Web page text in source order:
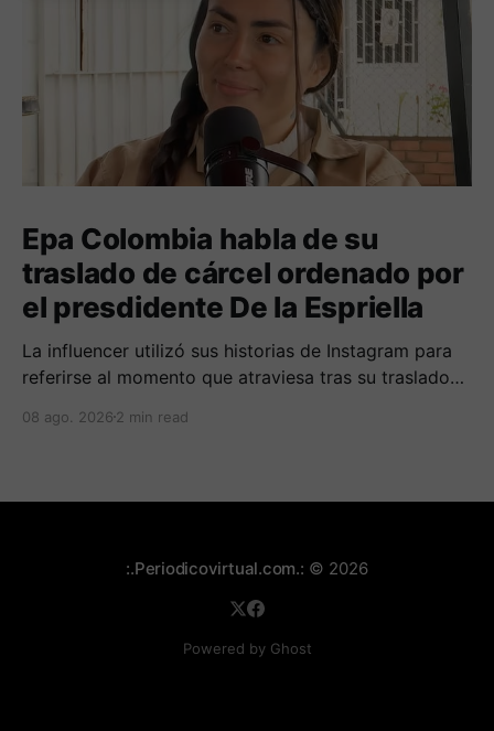
Epa Colombia habla de su
traslado de cárcel ordenado por
el presdidente De la Espriella
La influencer utilizó sus historias de Instagram para
referirse al momento que atraviesa tras su traslado
08 ago. 2026 2 min read
:.Periodicovirtual.com.: © 2026
Powered by Ghost